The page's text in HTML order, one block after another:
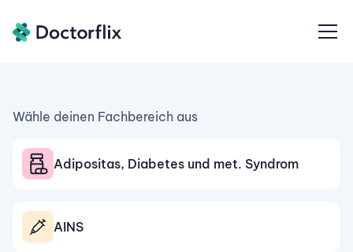
Wähle deinen Fachbereich aus
Adipositas, Diabetes und met. Syndrom
AINS